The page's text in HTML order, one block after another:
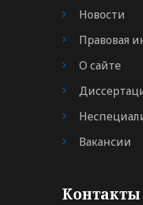
Новости
Правовая
О сайте
Вакансии
Контакты